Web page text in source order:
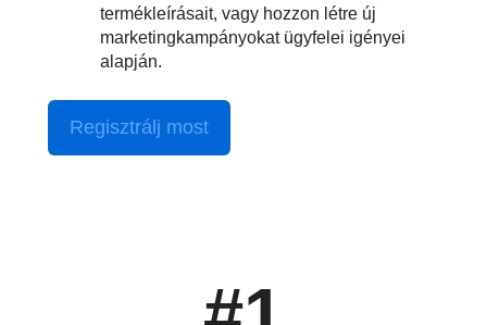
termékleírásait, vagy hozzon létre új
marketingkampányokat ügyfelei igényei
alapján.
Regisztrálj most